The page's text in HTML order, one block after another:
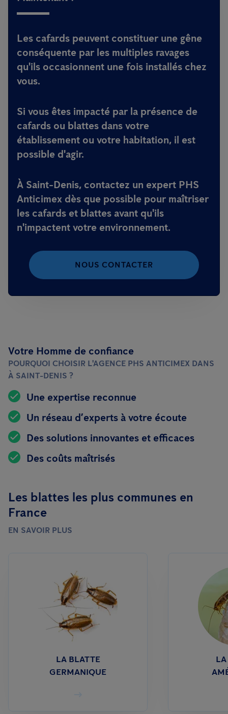
Les cafards peuvent constituer une gêne
conséquente par les multiples ravages
qu'ils occasionnent une fois installés chez
vous.
Si vous êtes impacté par la présence de
cafards ou blattes dans votre
établissement ou votre habitation, il est
possible d'agir.
À Saint-Denis, contactez un expert PHS
Anticimex dès que possible pour maîtriser
les cafards et blattes avant qu'ils
n'impactent votre environnement.
NOUS CONTACTER
Votre Homme de confiance
POURQUOI CHOISIR L'AGENCE PHS ANTICIMEX DANS
À SAINT-DENIS ?
Une expertise reconnue
Un réseau d’experts à votre écoute
Des solutions innovantes et efficaces
Des coûts maîtrisés
Les blattes les plus communes en
France
EN SAVOIR PLUS
LA BLATTE
GERMANIQUE